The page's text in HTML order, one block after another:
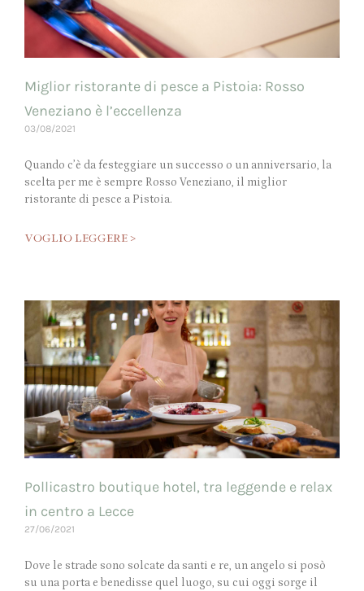
Miglior ristorante di pesce a Pistoia: Rosso
Veneziano è l’eccellenza
03/08/2021
Quando c’è da festeggiare un successo o un anniversario, la
scelta per me è sempre Rosso Veneziano, il miglior
ristorante di pesce a Pistoia.
VOGLIO LEGGERE >
Pollicastro boutique hotel, tra leggende e relax
in centro a Lecce
27/06/2021
Dove le strade sono solcate da santi e re, un angelo si posò
su una porta e benedisse quel luogo, su cui oggi sorge il